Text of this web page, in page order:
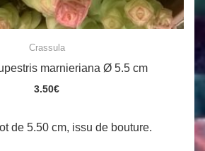
Crassula
marnieriana Ø 5.5 cm
3.50€
de 5.50 cm, issu de bouture.